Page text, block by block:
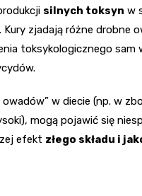
silnych toksyn w
zjadają różne drobne
toksykologicznego sam
w diecie (np. w
mogą pojawić się
efekt złego składu i